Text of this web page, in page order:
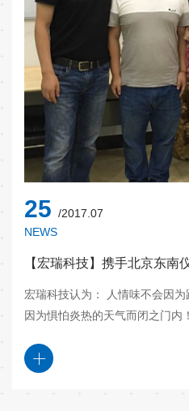
25 /2017.07
NEWS
宏瑞科技认为： 人情味不会因
因为惧怕炎热的天气而闭之门内！